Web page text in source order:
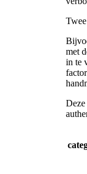
met
in te